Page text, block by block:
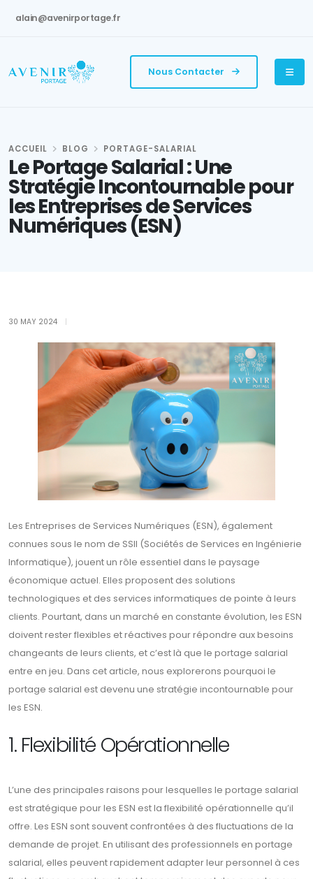
alain@avenirportage.fr
Nous Contacter
Le Portage Salarial : Une
Stratégie Incontournable pour
les Entreprises de Services
Numériques (ESN)
ACCUEIL BLOG PORTAGE-SALARIAL
30 MAY 2024
Les Entreprises de Services Numériques (ESN), également
connues sous le nom de SSII (Sociétés de Services en Ingénierie
Informatique), jouent un rôle essentiel dans le paysage
économique actuel. Elles proposent des solutions
technologiques et des services informatiques de pointe à leurs
clients. Pourtant, dans un marché en constante évolution, les ESN
doivent rester flexibles et réactives pour répondre aux besoins
changeants de leurs clients, et c’est là que le portage salarial
entre en jeu. Dans cet article, nous explorerons pourquoi le
portage salarial est devenu une stratégie incontournable pour
les ESN.
1. Flexibilité Opérationnelle
L’une des principales raisons pour lesquelles le portage salarial
est stratégique pour les ESN est la flexibilité opérationnelle qu’il
offre. Les ESN sont souvent confrontées à des fluctuations de la
demande de projet. En utilisant des professionnels en portage
salarial, elles peuvent rapidement adapter leur personnel à ces